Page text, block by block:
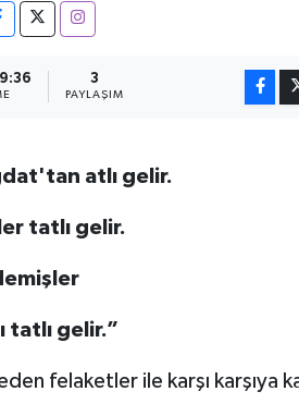
3
PAYLAŞIM
atlı gelir.
tatlı gelir.
tatlı gelir.”
felaketler ile karşı karşıya